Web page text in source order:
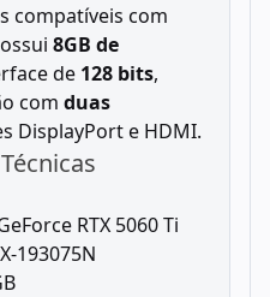
compatíveis com
8GB de
de 128 bits,
com duas
DisplayPort e HDMI.
RTX 5060 Ti
193075N